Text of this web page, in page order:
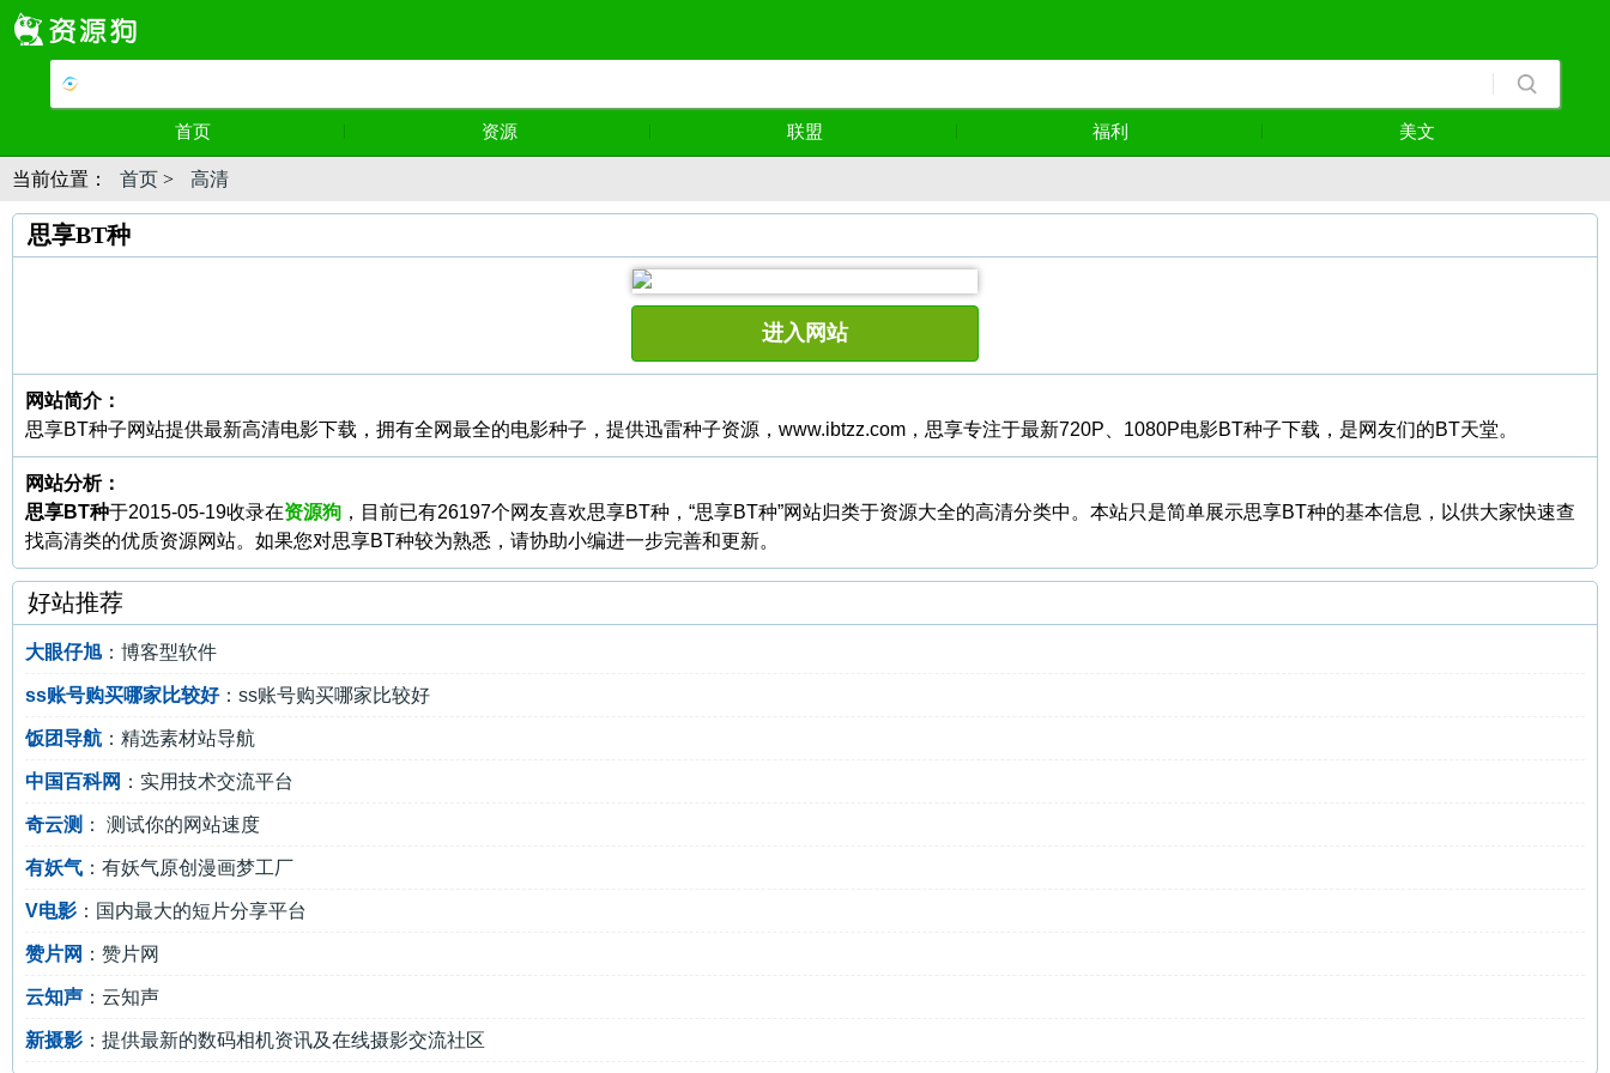
首页 资源 联盟 福利 美文
当前位置： 首页 > 高清
思享BT种
进入网站
网站简介：
思享BT种子网站提供最新高清电影下载，拥有全网最全的电影种子，提供迅雷种子资源，www.ibtzz.com，思享专注于最新720P、1080P电影BT种子下载，是网友们的BT天堂。
网站分析：
思享BT种于2015-05-19收录在资源狗 ，目前已有26197个网友喜欢思享BT种，“思享BT种”网站归类于资源大全的高清分类中。本站只是简单展示思享BT种的基本信息，以供大家快速查
找高清类的优质资源网站。如果您对思享BT种较为熟悉，请协助小编进一步完善和更新。
好站推荐
大眼仔旭 ：博客型软件
ss账号购买哪家比较好：ss账号购买哪家比较好
饭团导航 ：精选素材站导航
中国百科网 ：实用技术交流平台
奇云测 ： 测试你的网站速度
有妖气 ：有妖气原创漫画梦工厂
V电影 ：国内最大的短片分享平台
赞片网 ：赞片网
云知声 ：云知声
新摄影 ：提供最新的数码相机资讯及在线摄影交流社区